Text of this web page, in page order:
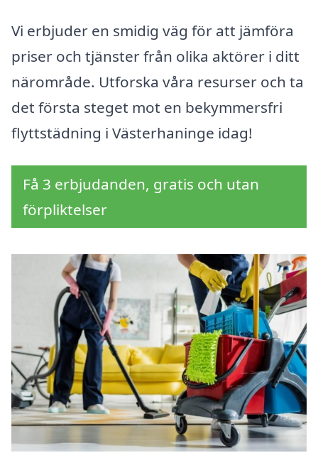
Vi erbjuder en smidig väg för att jämföra
priser och tjänster från olika aktörer i ditt
närområde. Utforska våra resurser och ta
det första steget mot en bekymmersfri
flyttstädning i Västerhaninge idag!
Få 3 erbjudanden, gratis och utan
förpliktelser